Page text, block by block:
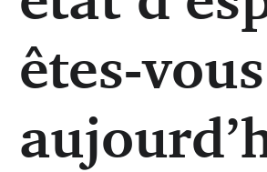
êtes-vous